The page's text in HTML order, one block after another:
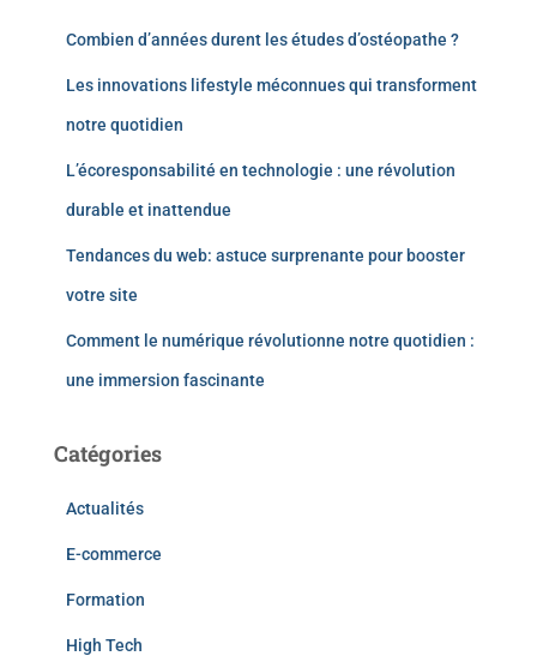
Combien d’années durent les études d’ostéopathe ?
Les innovations lifestyle méconnues qui transforment
notre quotidien
L’écoresponsabilité en technologie : une révolution
durable et inattendue
Tendances du web: astuce surprenante pour booster
votre site
Comment le numérique révolutionne notre quotidien :
une immersion fascinante
Catégories
Actualités
E-commerce
Formation
High Tech